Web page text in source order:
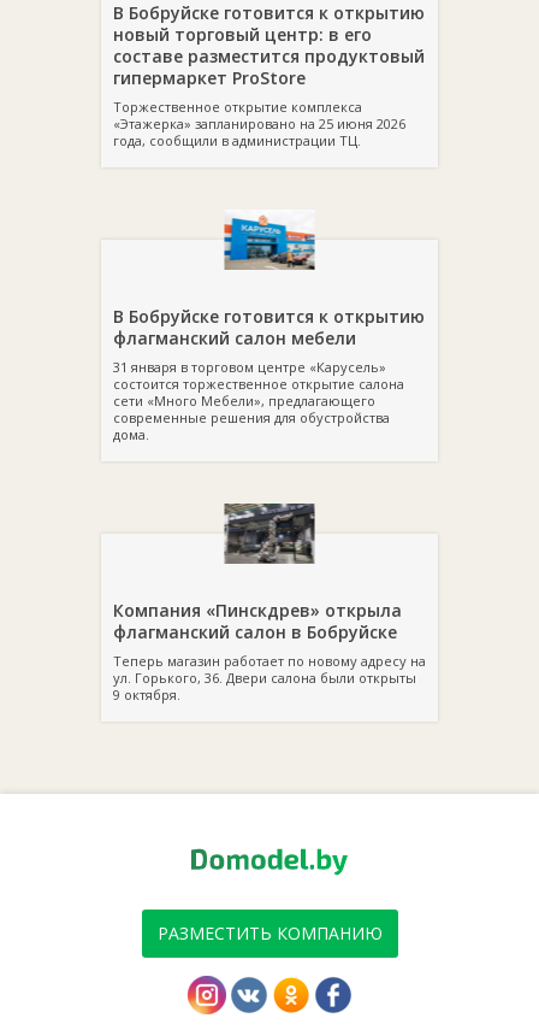
В Бобруйске готовится к открытию
новый торговый центр: в его
составе разместится продуктовый
гипермаркет ProStore
Торжественное открытие комплекса
«Этажерка» запланировано на 25 июня 2026
года, сообщили в администрации ТЦ.
В Бобруйске готовится к открытию
флагманский салон мебели
31 января в торговом центре «Карусель»
состоится торжественное открытие салона
сети «Много Мебели», предлагающего
современные решения для обустройства
дома.
Компания «Пинскдрев» открыла
флагманский салон в Бобруйске
Теперь магазин работает по новому адресу на
ул. Горького, 36. Двери салона были открыты
9 октября.
РАЗМЕСТИТЬ КОМПАНИЮ